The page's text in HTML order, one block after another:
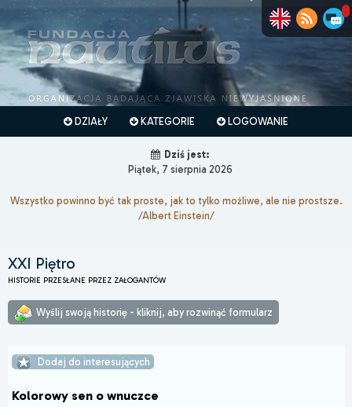
DZIAŁY KATEGORIE LOGOWANIE
Dziś jest:
Piątek, 7 sierpnia 2026
Wszystko powinno być tak proste, jak to tylko możliwe, ale nie prostsze.
/Albert Einstein/
XXI Piętro
HISTORIE PRZESŁANE PRZEZ ZAŁOGANTÓW
Wyślij swoją historię - kliknij, aby rozwinąć formularz
Dodaj do interesujących
Kolorowy sen o wnuczce